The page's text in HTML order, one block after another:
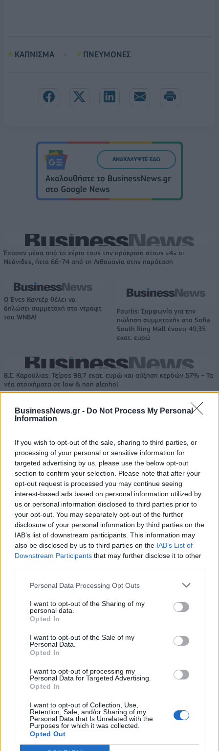
BusinessNews.gr - Do Not Process My Personal
Information
If you wish to opt-out of the sale, sharing to third parties, or
processing of your personal or sensitive information for
targeted advertising by us, please use the below opt-out
section to confirm your selection. Please note that after your
opt-out request is processed you may continue seeing
interest-based ads based on personal information utilized by
us or personal information disclosed to third parties prior to
your opt-out. You may separately opt-out of the further
disclosure of your personal information by third parties on the
IAB’s list of downstream participants. This information may
also be disclosed by us to third parties on the IAB’s List of
Downstream Participants that may further disclose it to other
Personal Data Processing Opt Outs
I want to opt-out of the Sharing of my
personal data.
Opted In
I want to opt-out of the Sale of my
Personal Data.
Opted In
I want to opt-out of processing my
Personal Data for Targeted Advertising.
Opted In
I want to opt-out of Collection, Use,
Retention, Sale, and/or Sharing of my
Personal Data that Is Unrelated with the
Purposes for which it was collected.
Opted Out
ΚΑΠΝΙΣΜΑ ΠΝΕΥΜΟΝΕΣ
Έχασαν μέσα από τα χέρια τους την πρόκριση στους «4» οι
Νεάνιδες, ήττα 66-74 από τη Λιθουανία στην παράταση
Ο Ένες Καντέρ θέλει να
δηλώσει συμμετοχή στο ντραφτ
του WNBA!
Fourlis: Συμφωνία για την
πώληση συμμετοχής στο Sofia
South Ring Mall έναντι 49,35
εκατ. ευρώ
Β.Σ. Καρούλιας: Τζίρος 98,7 εκατ. ευρώ και αύξηση κερδών 57% - Τα
νέα στοιχήματα σε low & non alcohol
Χρηματοοικονομικός
σύμβουλος της ΔΕΗ για την
είσοδο στην πολωνική αγορά
ενέργειας
ξεκίνησε το πρόγραμμα
στήριξης- Κάλυψη εισφορών
ΕΔΟΕΑΠ
IAB Hellas: Νέα Διοικούσα Επιτροπή και νέο Διοικητικό Συμβούλιο -
Πρόεδρος ο Γαληνός Γιαγλής
Η Toyota φέρνει νέα γενιά
μπαταριών για τα υβριδικά της
Σε κινεζική… πολιορκία η
ευρωπαϊκή
αυτοκινητοβιομηχανία
Νέο Audi A2 e-tron με στόχο την κορυφή της αποδοτικότητας
Ευρωπαϊκό Κορασίδων: Άνετη
νίκη της Ελλάδας στην
Γιαννακόπουλος: «Όταν σου
ΕΛΣΤΑΤ: Στο 3,4% υποχώρησε ο πληθωρισμός τον Ιούλιο